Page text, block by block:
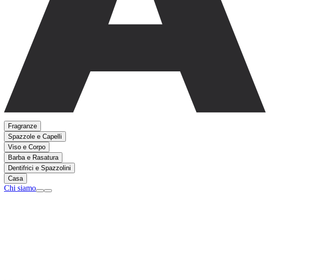
Fragranze
Spazzole e Capelli
Viso e Corpo
Barba e Rasatura
Dentifrici e Spazzolini
Casa
Chi siamo